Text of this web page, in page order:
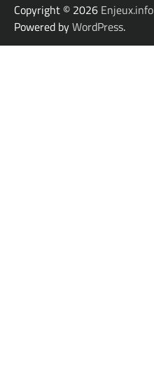
Copyright © 2026 Enjeux.info
Powered byWordPress.